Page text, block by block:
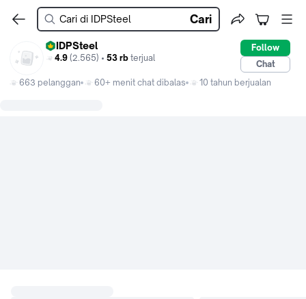
Cari
IDPSteel
4.9 (2.565) • 53 rb terjual
Follow
Chat
663 pelanggan
60+ menit chat dibalas 10 tahun berjualan